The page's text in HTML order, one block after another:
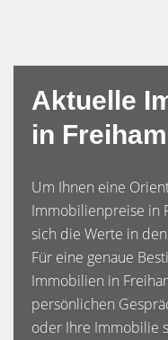
Aktuelle
in Freiham
Um Ihnen eine
Immobilienpreise in
sich die Werte in
Für eine genaue
Immobilien in
persönlichen
oder Ihre Immobilie